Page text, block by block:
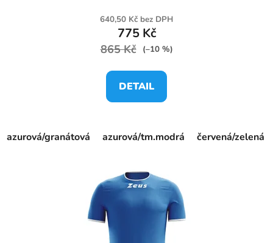
640,50 Kč bez DPH
775 Kč
865 Kč (–10 %)
DETAIL
azurová/granátová azurová/tm.modrá červená/zelená